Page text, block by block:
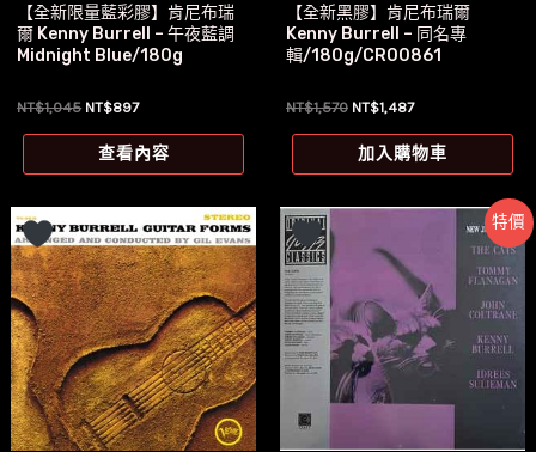
【全新限量藍彩膠】肯尼布瑞
爾 Kenny Burrell – 午夜藍調
Midnight Blue/180g
NT$1,045 原
價
格：
NT$897目
價
格：
查看內容
【全新黑膠】肯尼布瑞爾
Kenny Burrell – 同名專
輯/180g/CR00861
NT$1,570 原
價
格：
NT$1,487目
價
格：
加入購物車
特價